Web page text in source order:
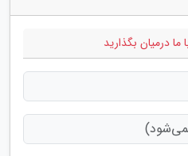
ما درمیان بگذارید